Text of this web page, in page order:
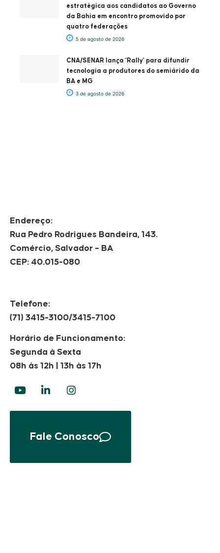
estratégica aos candidatos ao Governo
da Bahia em encontro promovido por
quatro federações
5 de agosto de 2026
CNA/SENAR lança ‘Rally’ para difundir
tecnologia a produtores do semiárido da
BA e MG
3 de agosto de 2026
Endereço:
Rua Pedro Rodrigues Bandeira, 143.
Comércio, Salvador – BA
CEP: 40.015-080
Telefone:
(71) 3415-3100/3415-7100
Horário de Funcionamento:
Segunda à Sexta
08h às 12h | 13h às 17h
Fale Conosco